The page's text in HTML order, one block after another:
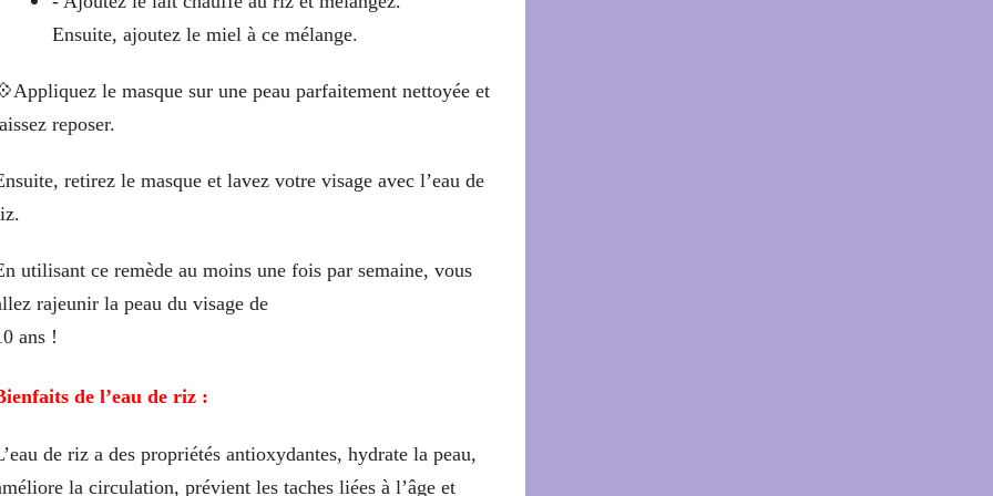
Ensuite, ajoutez le miel à ce mélange.
le masque sur une peau parfaitement nettoyée et
reposer.
retirez le masque et lavez votre visage avec l’eau de
utilisant ce remède au moins une fois par semaine, vous
rajeunir la peau du visage de
ans !
de l’eau de riz :
de riz a des propriétés antioxydantes, hydrate la peau,
la circulation, prévient les taches liées à l’âge et